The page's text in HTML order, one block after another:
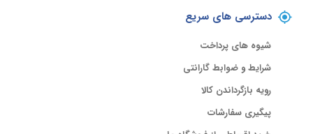
دسترسی های سریع
شیوه های پرداخت
شرایط و ضوابط گارانتی
رویه بازگرداندن کالا
پیگیری سفارشات